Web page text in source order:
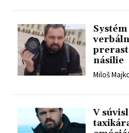
násilie
Miloš
V